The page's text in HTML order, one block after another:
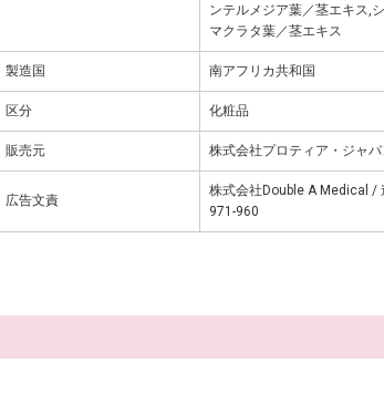
ンテルメジア葉／茎エキス,
マクラタ葉／茎エキス
製造国 南アフリカ共和国
区分 化粧品
販売元 株式会社プロティア・ジャパ
広告文責
株式会社Double A Medical /
971-960